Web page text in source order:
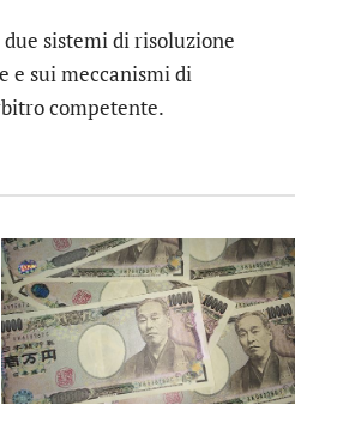
sistemi di risoluzione
e sui meccanismi di
competente.